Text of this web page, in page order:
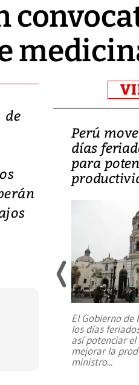
de
y
el
Lula
Perú
días
para
El Gobierno de
los días
así potenciar
mejorar la
ministro...